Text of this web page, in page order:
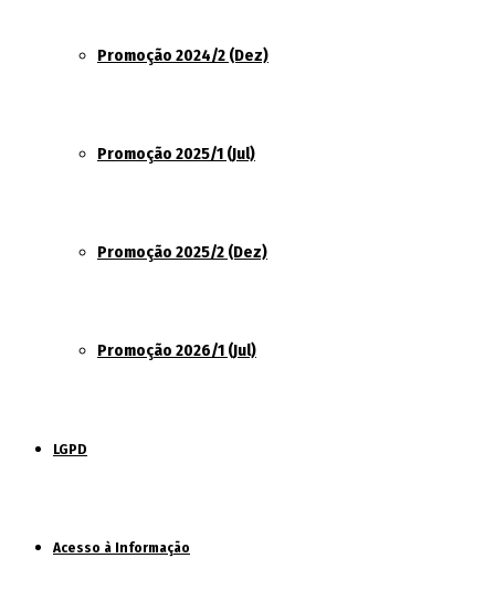
Promoção 2024/2 (Dez)
Promoção 2025/1 (Jul)
Promoção 2025/2 (Dez)
Promoção 2026/1 (Jul)
LGPD
Acesso à Informação